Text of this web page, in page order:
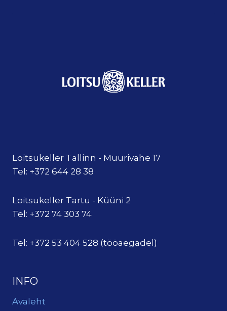
Loitsukeller Tallinn - Müürivahe 17
Tel: +372 644 28 38
Loitsukeller Tartu - Küüni 2
Tel: +372 74 303 74
Tel: +372 53 404 528 (tööaegadel)
INFO
Avaleht